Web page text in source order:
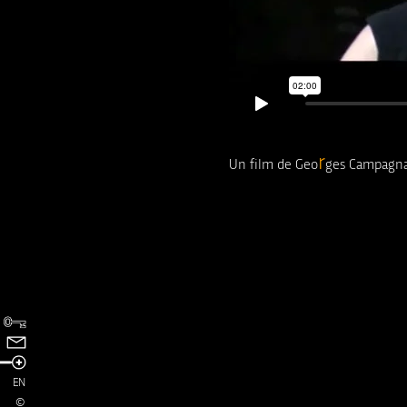
EN
©
Un film de Georges Campagn